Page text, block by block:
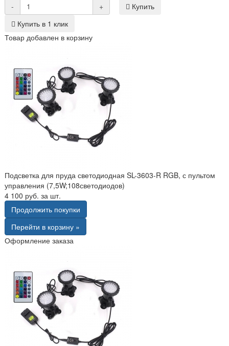
-
+
Купить
Купить в 1 клик
Товар добавлен в корзину
Подсветка для пруда светодиодная SL-3603-R RGB, с пультом
управления (7,5W;108светодиодов)
4 100 руб. за шт.
Продолжить покупки
Перейти в корзину »
Оформление заказа